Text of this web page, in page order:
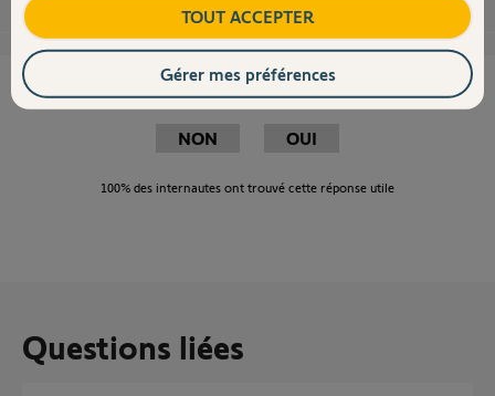
Cette réponse vous a-t-elle aidé ?
NON OUI
100% des internautes ont trouvé cette réponse utile
Questions liées
TOUT ACCEPTER
Gérer mes préférences